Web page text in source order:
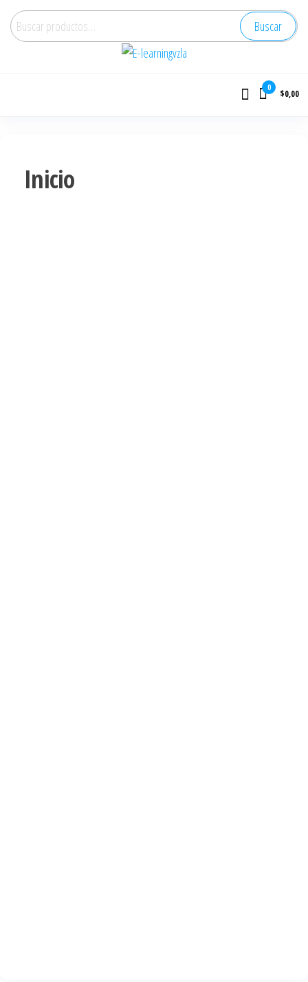
Buscar
0
$0,00
Inicio